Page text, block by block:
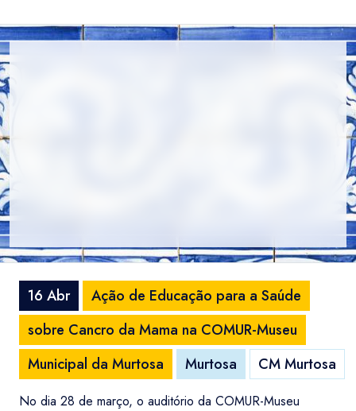
16 Abr
Ação de Educação para a Saúde
sobre Cancro da Mama na COMUR-Museu
Municipal da Murtosa
Murtosa CM Murtosa
No dia 28 de março, o auditório da COMUR-Museu